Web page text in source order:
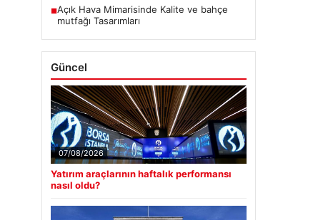
■Açık Hava Mimarisinde Kalite ve bahçe
mutfağı Tasarımları
Güncel
07/08/2026
Yatırım araçlarının haftalık performansı
nasıl oldu?